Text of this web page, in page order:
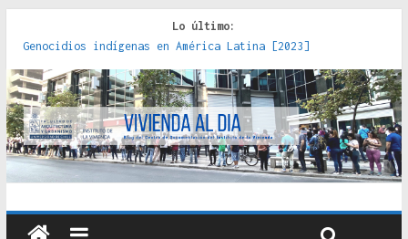
Lo último:
Genocidios indígenas en América Latina [2023]
Estudios sobre la espacialización de los Estados :
políticas, prácticas y representaciones [2022]
Donde el pedernal choca con el acero : hacia una teoría
crítica de las fronteras latinoamericanas [2020]
Criterios técnicos para una vivienda adecuada [2019]
Red de consultorios de la Caja del Seguro Obrero en
Santiago : un patrimonio emblemático [2014]